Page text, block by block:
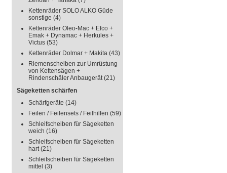
Kettenräder SOLO ALKO Güde
sonstige (4)
Kettenräder Oleo-Mac + Efco +
Emak + Dynamac + Herkules +
Victus (53)
Kettenräder Dolmar + Makita (43)
Riemenscheiben zur Umrüstung
von Kettensägen +
Rindenschäler Anbaugerät(21)
Sägeketten schärfen
Schärfgeräte (14)
Feilen / Feilensets / Feilhilfen (59)
Schleifscheiben für Sägeketten
weich (16)
Schleifscheiben für Sägeketten
hart(21)
Schleifscheiben für Sägeketten
mittel (3)